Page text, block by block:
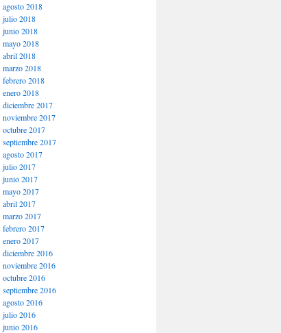
agosto 2018
julio 2018
junio 2018
mayo 2018
abril 2018
marzo 2018
febrero 2018
enero 2018
diciembre 2017
noviembre 2017
octubre 2017
septiembre 2017
agosto 2017
julio 2017
junio 2017
mayo 2017
abril 2017
marzo 2017
febrero 2017
enero 2017
diciembre 2016
noviembre 2016
octubre 2016
septiembre 2016
agosto 2016
julio 2016
junio 2016